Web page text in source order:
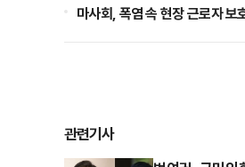
마사회, 폭염 속 현장 근로자
관련기사